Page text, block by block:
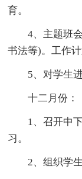
育。
4、主题班
书法等)。工作计
5、对学生
十二月份：
1、召开中
习。
2、组织学